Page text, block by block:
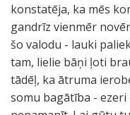
konstatēja, ka mēs
gandrīz vienmēr
šo valodu - lauki
tam, lielie bāņi ļoti
tādēļ, ka ātruma
somu bagātība -